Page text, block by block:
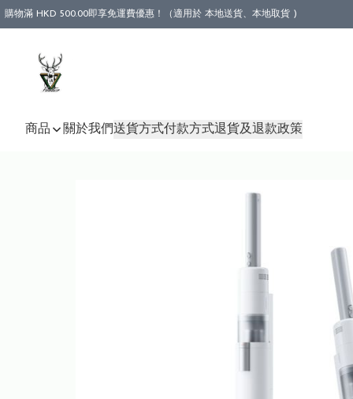
購物滿 HKD 500.00即享免運費優惠！（適用於 本地送貨、本地取貨 )
商品 關於我們送貨方式付款方式退貨及退款政策